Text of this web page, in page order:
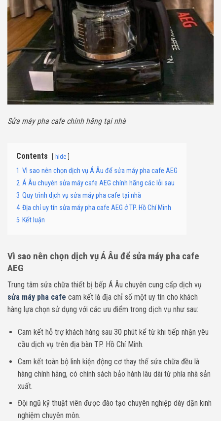
Sửa máy pha cafe chính hãng tại nhà
Contents hide
1 Vì sao nên chọn dịch vụ Á Âu để sửa máy pha cafe AEG
2 Á Âu chuyên sửa máy cafe AEG chính hãng các lỗi sau
3 Quy trình dịch vụ sửa máy pha cafe tại nhà
4 Địa chỉ uy tín sửa máy pha cafe AEG ở TP. Hồ Chí Minh
5 Kết luận
Vì sao nên chọn dịch vụ Á Âu để sửa máy pha cafe
AEG
Trung tâm sửa chữa thiết bị bếp Á Âu chuyên cung cấp dịch vụ
sửa máy pha cafe cam kết là địa chỉ số một uy tín cho khách
hàng lựa chọn sử dụng với các ưu điểm trong dịch vụ như sau:
Cam kết hỗ trợ khách hàng sau 30 phút kể từ khi tiếp nhận yêu
cầu dịch vụ trên địa bàn TP. Hồ Chí Minh.
Cam kết toàn bộ linh kiện động cơ thay thế sửa chữa đều là
hàng chính hãng, có chính sách bảo hành lâu dài từ phía nhà sản
xuất.
Đội ngũ kỹ thuật viên được đào tạo chuyên nghiệp dày dặn kinh
nghiệm chuyên môn.